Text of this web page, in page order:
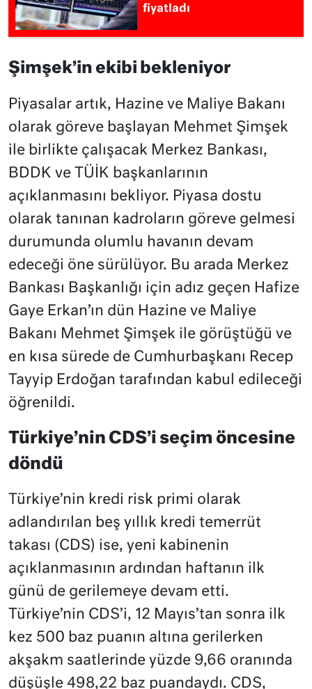
fiyatladı
Şimşek’in ekibi bekleniyor
Piyasalar artık, Hazine ve Maliye Bakanı
olarak göreve başlayan Mehmet Şimşek
ile birlikte çalışacak Merkez Bankası,
BDDK ve TÜİK başkanlarının
açıklanmasını bekliyor. Piyasa dostu
olarak tanınan kadroların göreve gelmesi
durumunda olumlu havanın devam
edeceği öne sürülüyor. Bu arada Merkez
Bankası Başkanlığı için adız geçen Hafize
Gaye Erkan’ın dün Hazine ve Maliye
Bakanı Mehmet Şimşek ile görüştüğü ve
en kısa sürede de Cumhurbaşkanı Recep
Tayyip Erdoğan tarafından kabul edileceği
öğrenildi.
Türkiye’nin CDS’i seçim öncesine
döndü
Türkiye’nin kredi risk primi olarak
adlandırılan beş yıllık kredi temerrüt
takası (CDS) ise, yeni kabinenin
açıklanmasının ardından haftanın ilk
günü de gerilemeye devam etti.
Türkiye’nin CDS’i, 12 Mayıs’tan sonra ilk
kez 500 baz puanın altına gerilerken
akşakm saatlerinde yüzde 9,66 oranında
düşüşle 498,22 baz puandaydı. CDS,